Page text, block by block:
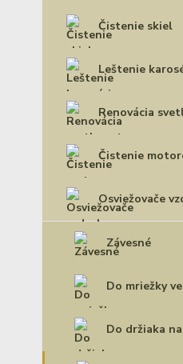
Čistenie skiel
Leštenie
Renovácia
Čistenie
Osviežovače
Závesné
Do mriežky
Do držiaka